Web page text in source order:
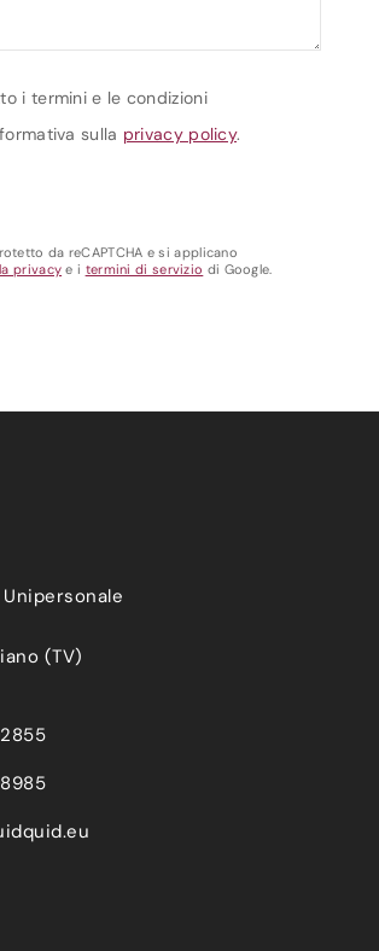
i termini e le condizioni
sulla privacy policy.
da reCAPTCHA e si applicano
privacy e i termini di servizio di Google.
Unipersonale
(TV)